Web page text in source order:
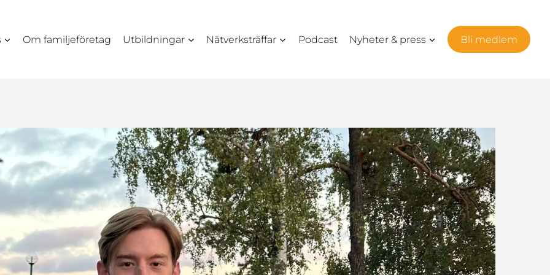
Om familjeföretag Utbildningar Nätverksträffar Podcast Nyheter & press Bli medlem